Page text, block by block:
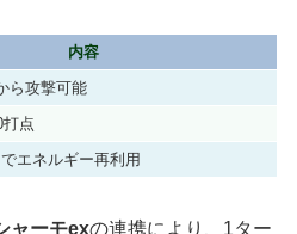
内容
ら攻撃可能
点
エネルギー再利用
ャーモexの連携により、1ター